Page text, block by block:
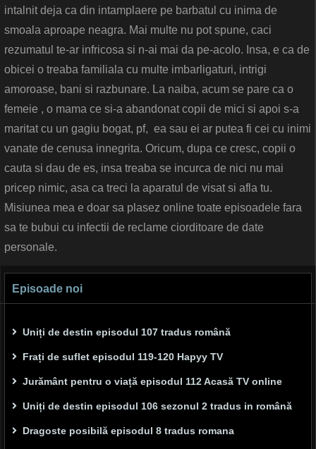
intalnit deja ca din intamplaere pe barbatul cu inima de
smoala aproape neagra. Mai multe nu pot spune, caci
rezumatul te-ar infricosa si n-ai mai da pe-acolo. Insa, e ca de
obicei o treaba familiala cu multe imbarligaturi, intrigi
amoroase, bani si razbunare. La naiba, acum se pare ca o
femeie , o mama ce si-a abandonat copii de mici si apoi s-a
maritat cu un gagiu bogat, pf, ea sau ei ar putea fi cei cu inimi
vanate de cenusa innegrita. Oricum, dupa ce cresc, copii o
cauta si dau de es, insa treaba se incurca de nici nu mai
pricep nimic, asa ca treci la aparatul de visat si afla tu.
Misiunea mea e doar sa plasez online toate episoadele fara
sa te bubui cu infectii de reclame ciorditoare de date
personale.
Episoade noi
Uniți de destin episodul 107 tradus română
Frați de suflet episodul 119-120 Hapyy TV
Jurământ pentru o viață episodul 112 Acasă TV online
Uniți de destin episodul 106 sezonul 2 tradus in română
Dragoste posibilă episodul 8 tradus romana